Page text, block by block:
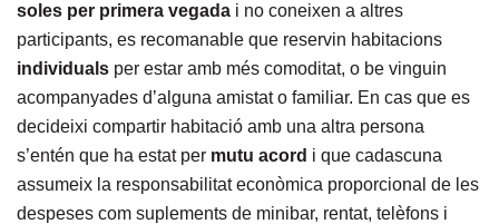
soles per primera vegada i no coneixen a altres
participants, es recomanable que reservin habitacions
individuals per estar amb més comoditat, o be vinguin
acompanyades d’alguna amistat o familiar. En cas que es
decideixi compartir habitació amb una altra persona
s’entén que ha estat per mutu acord i que cadascuna
assumeix la responsabilitat econòmica proporcional de les
despeses com suplements de minibar, rentat, telèfons i